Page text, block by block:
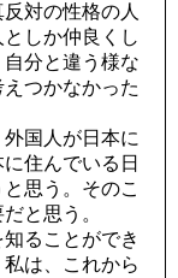
対の性格の人
しか仲良くし
分と違う様な
つかなかった
国人が日本に
住んでいる日
思う。そのこ
と思う。
ることができ
は、これから